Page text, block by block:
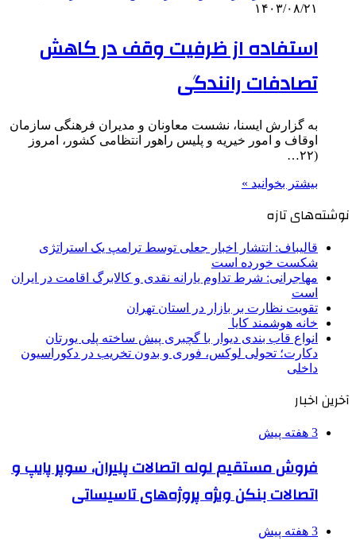
۱۴۰۳/۰۸/۲۱
استفاده از ظرفیت وقف در کاهش
تصادفات رانندگی
به گزارش ایسنا، نشست معاونان و مدیران فرهنگی سازمان
اوقاف و امور خیریه و پلیس راهور انتظامی کشور، امروز
(۲۲…
بیشتر بخوانید »
نوشته‌های تازه
قالیباف: انتشار اخبار جعلی توسط ترامپ یک استراتژی
شکست خورده است
مهاجرانی: شرط تداوم یارانه نقدی و کالابرگ اقامت در ایران
است
تقویت نظارت بر بازار در استان تهران
خانه هوشمند کایا
انواع قاب بندی دیوار با گچبری پیش ساخته پلی یورتان
دکارت؛ تحولی لوکس، فوری و بدون تخریب در دکوراسیون
داخلی
آخرین اخبار
3 هفته پیش
فروش مستقیم لوله اتصالات پلیران، سوپر پایپ و
اتصالات بنکن ویژه پروژه‌های تاسیساتی
3 هفته پیش